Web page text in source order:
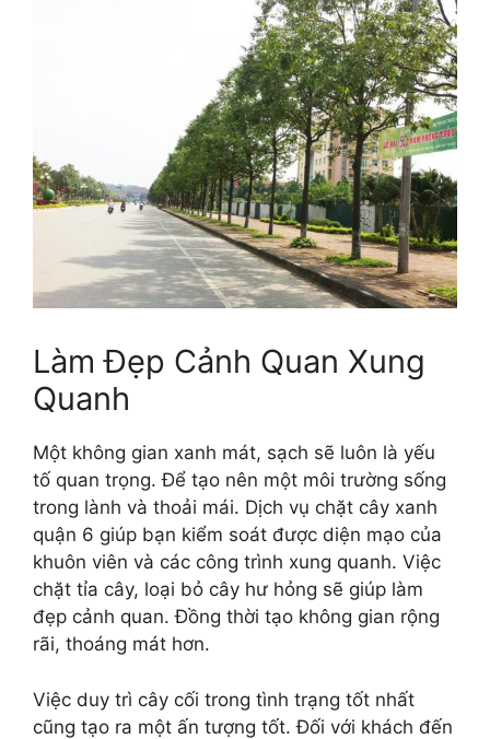
Làm Đẹp Cảnh Quan Xung
Quanh
Một không gian xanh mát, sạch sẽ luôn là yếu
tố quan trọng. Để tạo nên một môi trường sống
trong lành và thoải mái. Dịch vụ chặt cây xanh
quận 6 giúp bạn kiểm soát được diện mạo của
khuôn viên và các công trình xung quanh. Việc
chặt tỉa cây, loại bỏ cây hư hỏng sẽ giúp làm
đẹp cảnh quan. Đồng thời tạo không gian rộng
rãi, thoáng mát hơn.
Việc duy trì cây cối trong tình trạng tốt nhất
cũng tạo ra một ấn tượng tốt. Đối với khách đến